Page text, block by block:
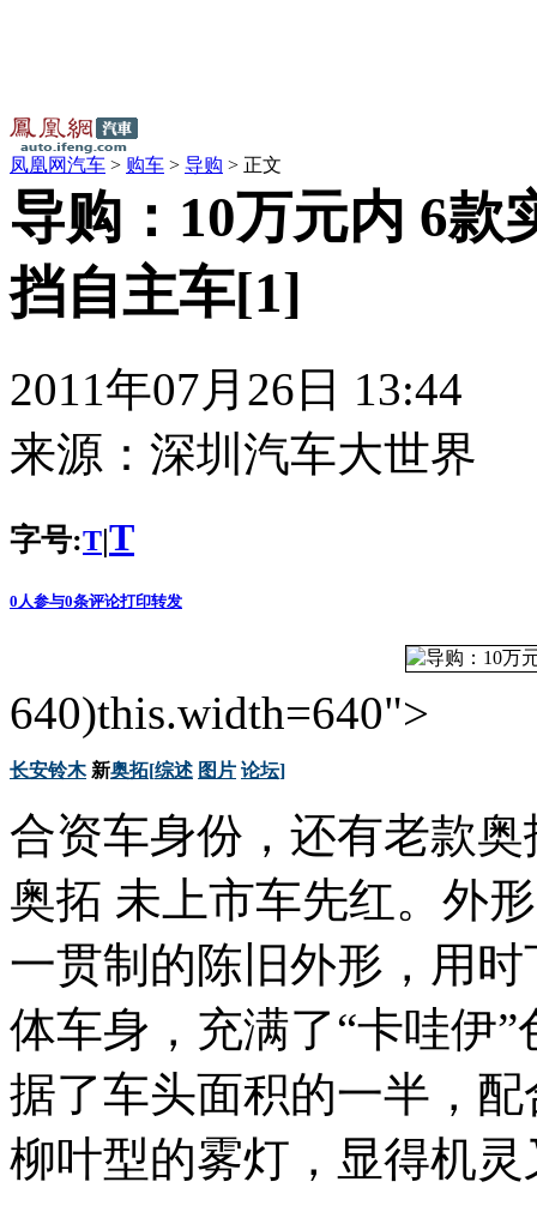
凤凰网汽车 > 购车 > 导购 > 正文
导购：10万元内 6款
挡自主车[1]
2011年07月26日 13:44
来源： 深圳汽车大世界
字号:T|T
0 人参与0条评论打印转发
640)this.width=640">
长安铃木新奥拓[综述 图片 论坛]
合资车身份，还有老款
奥拓 未上市车先红。外
一贯制的陈旧外形，用
体车身，充满了“卡哇伊
据了车头面积的一半，
柳叶型的雾灯，显得机